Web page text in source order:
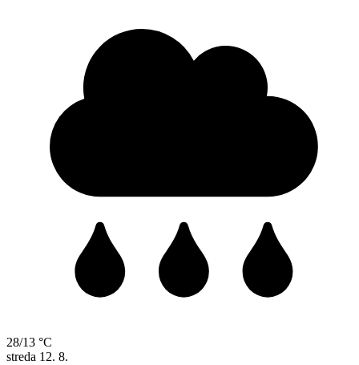
28/13 °C
streda 12. 8.